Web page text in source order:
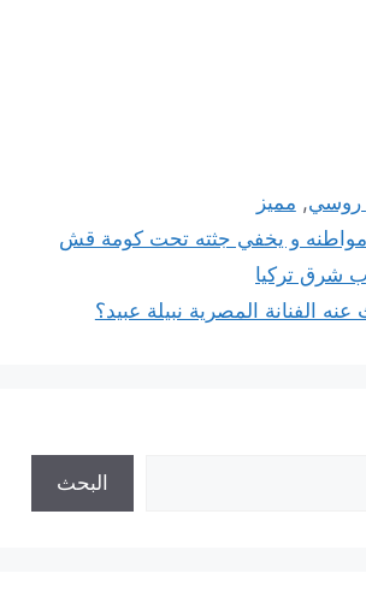
روسي, مميز
و يخفي جثته تحت كومة قش
شرق تركيا
الفنانة المصرية نبيلة عبيد؟
البحث